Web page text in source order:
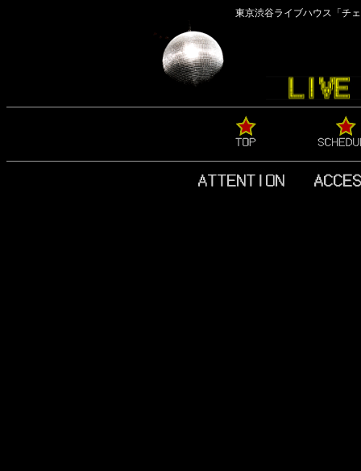
東京渋谷ライブハウス「チ